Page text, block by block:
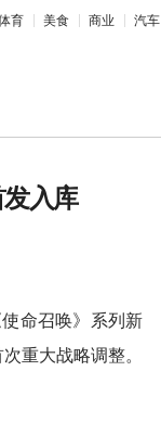
育 美食 商业 汽车
发入库
命召唤》系列新
重大战略调整。